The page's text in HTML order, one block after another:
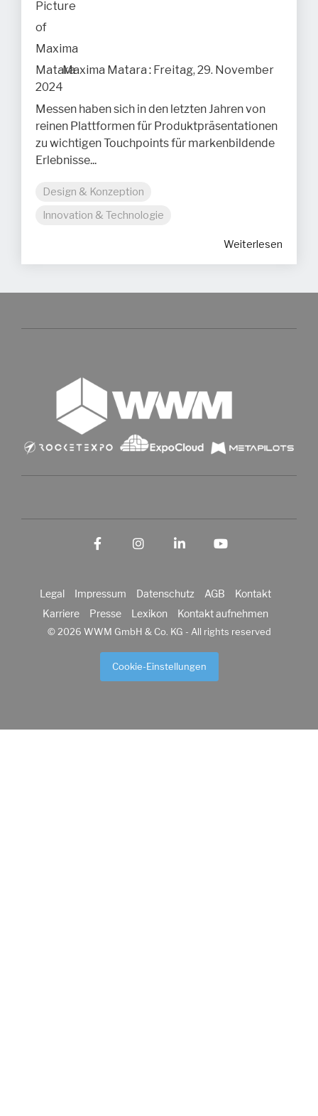
Maxima Matara : Freitag, 29. November
2024
Messen haben sich in den letzten Jahren von
reinen Plattformen für Produktpräsentationen
zu wichtigen Touchpoints für markenbildende
Erlebnisse...
Design & Konzeption
Innovation & Technologie
Weiterlesen
Legal Impressum Datenschutz AGB
Kontakt
Karriere
Presse Lexikon Kontakt aufnehmen
© 2026 WWM GmbH & Co. KG - All rights reserved
Cookie-Einstellungen
FacebookInstagram
LinkedIn